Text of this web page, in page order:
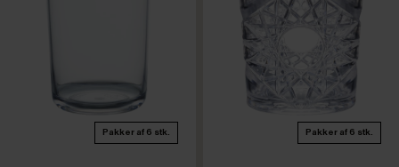
Pakker af 6 stk. Pakker af 6 stk.